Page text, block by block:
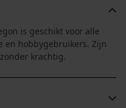
is geschikt voor alle
en hobbygebruikers. Zijn
krachtig.